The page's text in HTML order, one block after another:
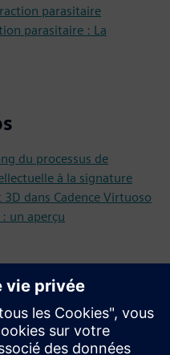
parasitaire
parasitaire : La
du processus de
à la signature
dans Cadence Virtuoso
un aperçu
niveau du nœud de